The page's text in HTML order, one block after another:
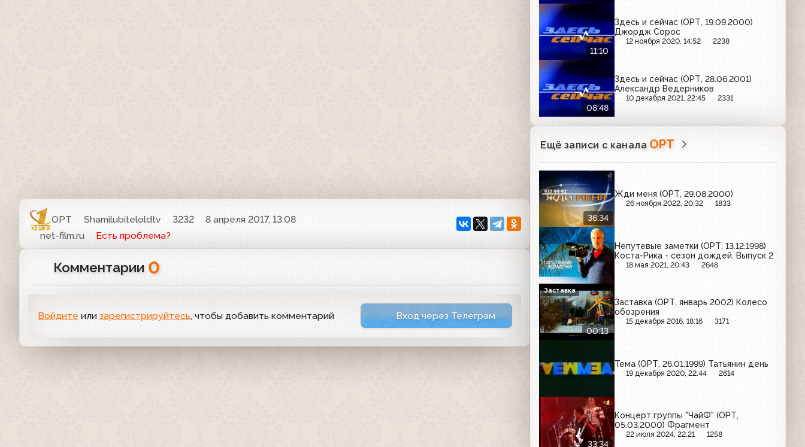
ОРТ Shamilubiteloldtv 3232
8 апреля 2017, 13:08
net-film.ru
Есть проблема?
Комментарии 0
Войдите или зарегистрируйтесь, чтобы добавить комментарий Вход через Телеграм
11:10
Здесь и сейчас (ОРТ, 19.09.2000)
Джордж Сорос
12 ноября 2020, 14:52 2238
08:48
Здесь и сейчас (ОРТ, 28.06.2001)
Александр Ведерников
10 декабря 2021, 22:45 2331
Ещё записи с канала ОРТ
36:34
Жди меня (ОРТ, 29.08.2000)
26 ноября 2022, 20:32 1833
Непутевые заметки (ОРТ, 13.12.1998)
Коста-Рика - сезон дождей. Выпуск 2
18 мая 2021, 20:43 2648
00:13
Заставка (ОРТ, январь 2002) Колесо
обозрения
15 декабря 2016, 18:16 3171
Заставка
Тема (ОРТ, 26.01.1999) Татьянин день
19 декабря 2020, 22:44 2614
33:34
Концерт группы "ЧайФ" (ОРТ,
05.03.2000) Фрагмент
22 июля 2024, 22:21 1258